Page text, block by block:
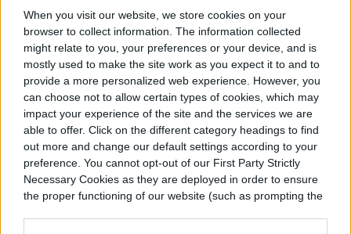
When you visit our website, we store cookies on your
browser to collect information. The information collected
might relate to you, your preferences or your device, and is
mostly used to make the site work as you expect it to and to
provide a more personalized web experience. However, you
can choose not to allow certain types of cookies, which may
impact your experience of the site and the services we are
able to offer. Click on the different category headings to find
out more and change our default settings according to your
preference. You cannot opt-out of our First Party Strictly
Necessary Cookies as they are deployed in order to ensure
the proper functioning of our website (such as prompting the
hay más de 150 autos y pistas para dominar
e incluso puedes organizar tu propio
evento; solo prepárate para enfrentarte a
algunos de los pilotos más hábiles del
mundo de las carreras.